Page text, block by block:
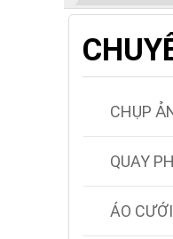
CHỤP
QUAY
ÁO CƯỚI